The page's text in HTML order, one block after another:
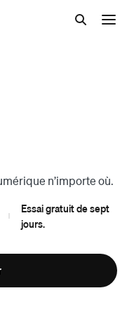
n’importe où.
Essai gratuit de sept
jours.